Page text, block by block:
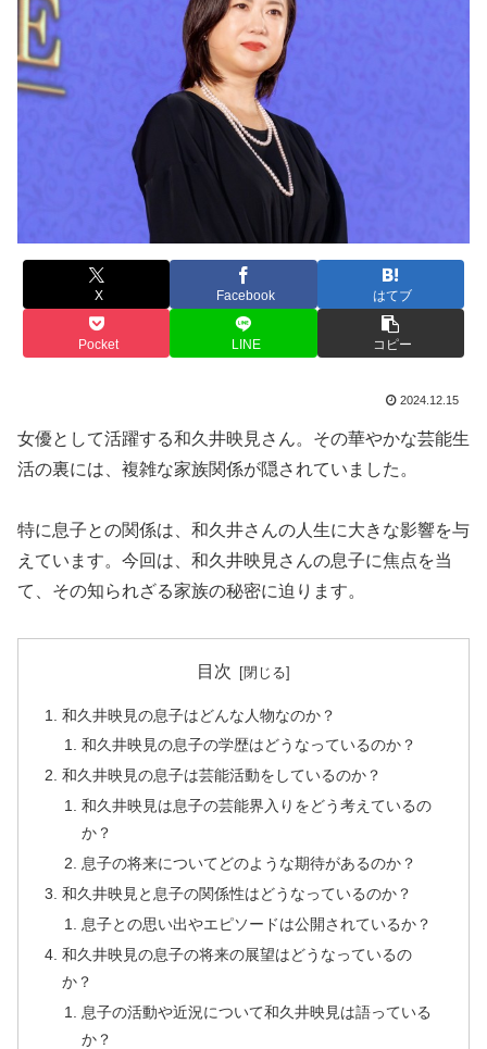
X Facebook はてブ
Pocket LINE コピー
2024.12.15
女優として活躍する和久井映見さん。その華やかな芸能生
活の裏には、複雑な家族関係が隠されていました。
特に息子との関係は、和久井さんの人生に大きな影響を与
えています。今回は、和久井映見さんの息子に焦点を当
て、その知られざる家族の秘密に迫ります。
目次
和久井映見の息子はどんな人物なのか？
和久井映見の息子の学歴はどうなっているのか？
和久井映見の息子は芸能活動をしているのか？
和久井映見は息子の芸能界入りをどう考えているの
か？
息子の将来についてどのような期待があるのか？
和久井映見と息子の関係性はどうなっているのか？
息子との思い出やエピソードは公開されているか？
和久井映見の息子の将来の展望はどうなっているの
か？
息子の活動や近況について和久井映見は語っている
か？